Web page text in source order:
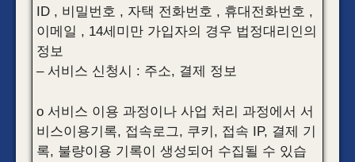
ID , 비밀번호 , 자택 전화번호 , 휴대전화번호 ,
이메일 , 14세미만 가입자의 경우 법정대리인의
정보
– 서비스 신청시 : 주소, 결제 정보
o 서비스 이용 과정이나 사업 처리 과정에서 서
비스이용기록, 접속로그, 쿠키, 접속 IP, 결제 기
록, 불량이용 기록이 생성되어 수집될 수 있습